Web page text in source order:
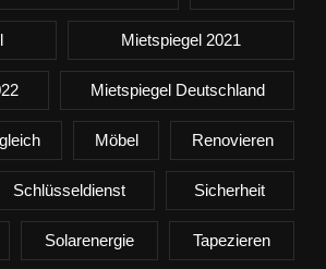
Mietspiegel 2021
Mietspiegel Deutschland
Möbel Renovieren
Schlüsseldienst Sicherheit
Solarenergie Tapezieren